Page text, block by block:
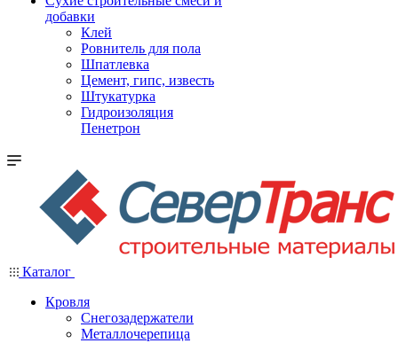
добавки
Клей
Ровнитель для пола
Шпатлевка
Цемент, гипс, известь
Штукатурка
Гидроизоляция
Пенетрон
Каталог
Кровля
Снегозадержатели
Металлочерепица